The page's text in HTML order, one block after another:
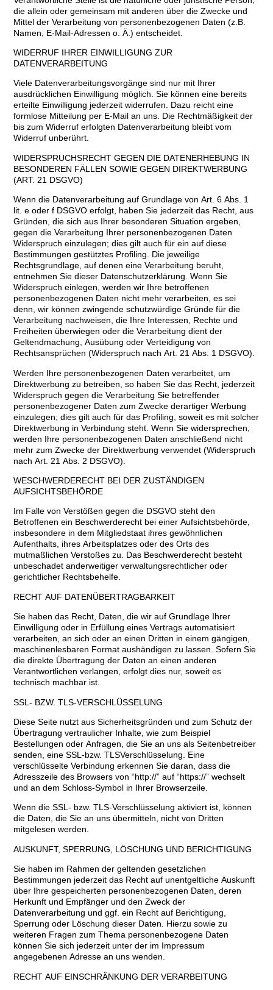
die allein oder gemeinsam mit anderen über die Zwecke und
Mittel der Verarbeitung von personenbezogenen Daten (z.B.
Namen, E-Mail-Adressen o. Ä.) entscheidet.
WIDERRUF IHRER EINWILLIGUNG ZUR
DATENVERARBEITUNG
Viele Datenverarbeitungsvorgänge sind nur mit Ihrer
ausdrücklichen Einwilligung möglich. Sie können eine bereits
erteilte Einwilligung jederzeit widerrufen. Dazu reicht eine
formlose Mitteilung per E-Mail an uns. Die Rechtmäßigkeit der
bis zum Widerruf erfolgten Datenverarbeitung bleibt vom
Widerruf unberührt.
WIDERSPRUCHSRECHT GEGEN DIE DATENERHEBUNG IN
BESONDEREN FÄLLEN SOWIE GEGEN DIREKTWERBUNG
(ART. 21 DSGVO)
Wenn die Datenverarbeitung auf Grundlage von Art. 6 Abs. 1
lit. e oder f DSGVO erfolgt, haben Sie jederzeit das Recht, aus
Gründen, die sich aus Ihrer besonderen Situation ergeben,
gegen die Verarbeitung Ihrer personenbezogenen Daten
Widerspruch einzulegen; dies gilt auch für ein auf diese
Bestimmungen gestütztes Profiling. Die jeweilige
Rechtsgrundlage, auf denen eine Verarbeitung beruht,
entnehmen Sie dieser Datenschutzerklärung. Wenn Sie
Widerspruch einlegen, werden wir Ihre betroffenen
personenbezogenen Daten nicht mehr verarbeiten, es sei
denn, wir können zwingende schutzwürdige Gründe für die
Verarbeitung nachweisen, die Ihre Interessen, Rechte und
Freiheiten überwiegen oder die Verarbeitung dient der
Geltendmachung, Ausübung oder Verteidigung von
Rechtsansprüchen (Widerspruch nach Art. 21 Abs. 1 DSGVO).
Werden Ihre personenbezogenen Daten verarbeitet, um
Direktwerbung zu betreiben, so haben Sie das Recht, jederzeit
Widerspruch gegen die Verarbeitung Sie betreffender
personenbezogener Daten zum Zwecke derartiger Werbung
einzulegen; dies gilt auch für das Profiling, soweit es mit solcher
Direktwerbung in Verbindung steht. Wenn Sie widersprechen,
werden Ihre personenbezogenen Daten anschließend nicht
mehr zum Zwecke der Direktwerbung verwendet (Widerspruch
nach Art. 21 Abs. 2 DSGVO).
WESCHWERDERECHT BEI DER ZUSTÄNDIGEN
AUFSICHTSBEHÖRDE
Im Falle von Verstößen gegen die DSGVO steht den
Betroffenen ein Beschwerderecht bei einer Aufsichtsbehörde,
insbesondere in dem Mitgliedstaat ihres gewöhnlichen
Aufenthalts, ihres Arbeitsplatzes oder des Orts des
mutmaßlichen Verstoßes zu. Das Beschwerderecht besteht
unbeschadet anderweitiger verwaltungsrechtlicher oder
gerichtlicher Rechtsbehelfe.
RECHT AUF DATENÜBERTRAGBARKEIT
Sie haben das Recht, Daten, die wir auf Grundlage Ihrer
Einwilligung oder in Erfüllung eines Vertrags automatisiert
verarbeiten, an sich oder an einen Dritten in einem gängigen,
maschinenlesbaren Format aushändigen zu lassen. Sofern Sie
die direkte Übertragung der Daten an einen anderen
Verantwortlichen verlangen, erfolgt dies nur, soweit es
technisch machbar ist.
SSL- BZW. TLS-VERSCHLÜSSELUNG
Diese Seite nutzt aus Sicherheitsgründen und zum Schutz der
Übertragung vertraulicher Inhalte, wie zum Beispiel
Bestellungen oder Anfragen, die Sie an uns als Seitenbetreiber
senden, eine SSL-bzw. TLSVerschlüsselung. Eine
verschlüsselte Verbindung erkennen Sie daran, dass die
Adresszeile des Browsers von “http://” auf “https://” wechselt
und an dem Schloss-Symbol in Ihrer Browserzeile.
Wenn die SSL- bzw. TLS-Verschlüsselung aktiviert ist, können
die Daten, die Sie an uns übermitteln, nicht von Dritten
mitgelesen werden.
AUSKUNFT, SPERRUNG, LÖSCHUNG UND BERICHTIGUNG
Sie haben im Rahmen der geltenden gesetzlichen
Bestimmungen jederzeit das Recht auf unentgeltliche Auskunft
über Ihre gespeicherten personenbezogenen Daten, deren
Herkunft und Empfänger und den Zweck der
Datenverarbeitung und ggf. ein Recht auf Berichtigung,
Sperrung oder Löschung dieser Daten. Hierzu sowie zu
weiteren Fragen zum Thema personenbezogene Daten
können Sie sich jederzeit unter der im Impressum
angegebenen Adresse an uns wenden.
RECHT AUF EINSCHRÄNKUNG DER VERARBEITUNG